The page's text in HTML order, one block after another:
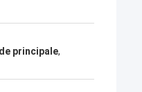
principale,